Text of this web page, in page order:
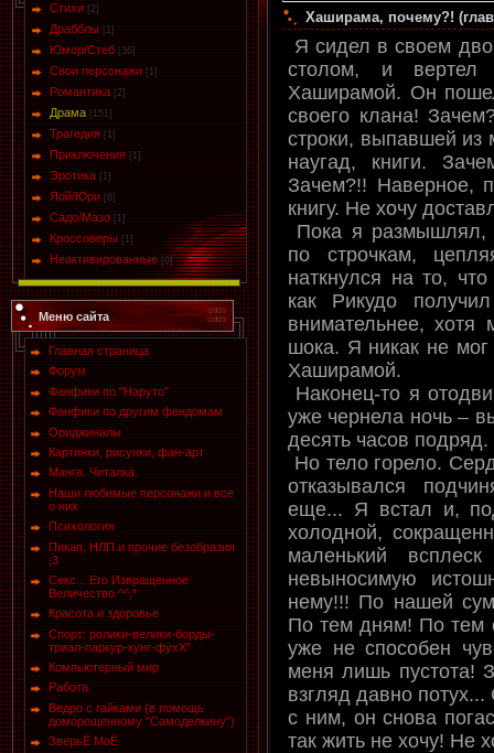
Стихи [2]
Драбблы [1]
Юмор/Стеб [36]
Свои персонажи [1]
Романтика [2]
Драма [151]
Трагедия [1]
Приключения [1]
Эротика [1]
Яой/Юри [6]
Садо/Мазо [1]
Кроссоверы [1]
Неактивированные [0]
Меню сайта
Главная страница
Форум
Фанфики по "Наруто"
Фанфики по другим фендомам
Ориджиналы
Картинки, рисунки, фан-арт
Манга. Читалка.
Наши любимые персонажи и все
о них
Психология
Пикап, НЛП и прочие безобразия
;3
Секс... Его Извращенное
Величество ^^,*
Красота и здоровье
Спорт: ролики-велики-борды-
триал-паркур-кунг-фухХ"
Компьютерный мир
Работа
Ведро с гайками (в помощь
доморощенному "Самоделкину")
ЗверьЁ МоЁ
Хаширама, почему?!
Я сидел в своем
столом, и вертел
Хаширамой. Он
своего клана!
строки, выпавшей из
наугад, книги.
Зачем?!! Наверное,
книгу. Не хочу
Пока я размышлял,
по строчкам,
наткнулся на то,
как Рикудо
внимательнее,
шока. Я никак не
Хаширамой.
Наконец-то я
уже чернела ночь –
десять часов
Но тело горело.
отказывался
еще... Я встал и,
холодной,
маленький
невыносимую
нему!!! По нашей
По тем дням! По тем
уже не способен
меня лишь пустота!
взгляд давно
с ним, он снова
так жить не хочу! Не